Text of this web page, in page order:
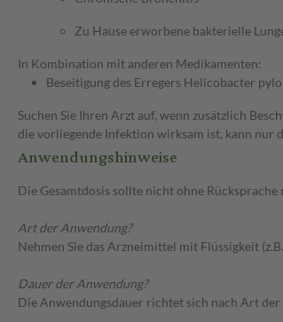
Zu Hause erworbene bakterielle
In Kombination mit anderen Medikamenten:
Beseitigung des Erregers Helicobacter
Suchen Sie Ihren Arzt auf, wenn zusätzlich
die vorliegende Infektion wirksam ist, kann nur
Anwendungshinweise
Die Gesamtdosis sollte nicht ohne
Art der Anwendung?
Nehmen Sie das Arzneimittel mit Flüssigkeit
Dauer der Anwendung?
Die Anwendungsdauer richtet sich nach Art